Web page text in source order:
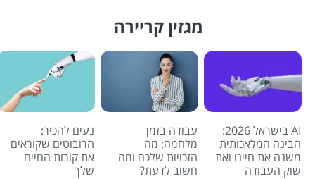
מגזין קריירה
AI בישראל 2026:
הבינה המלאכותית
משנה את חיינו ואת
שוק העבודה
עבודה בזמן
מלחמה: מה
הזכויות שלכם ומה
חשוב לדעת?
נעים להכיר:
הרובוטים שקוראים
את קורות החיים
שלך